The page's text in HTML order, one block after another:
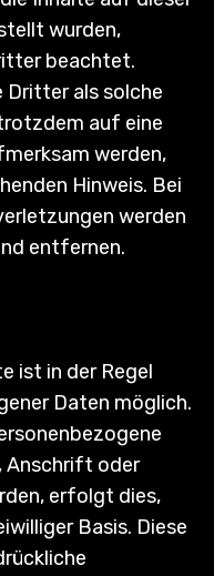
wurden,
beachtet.
Dritter als solche
auf eine
werden,
Hinweis. Bei
werden
entfernen.
ist in der Regel
Daten möglich.
Anschrift oder
erfolgt dies,
Basis. Diese